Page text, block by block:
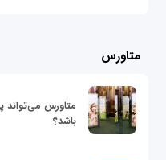
متاورس
متاورس می‌تواند
باشد؟